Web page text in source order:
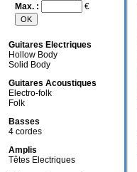
Max. :
€
Guitares Electriques
Hollow Body
Solid Body
Guitares Acoustiques
Electro-folk
Folk
Basses
4 cordes
Amplis
Têtes Electriques